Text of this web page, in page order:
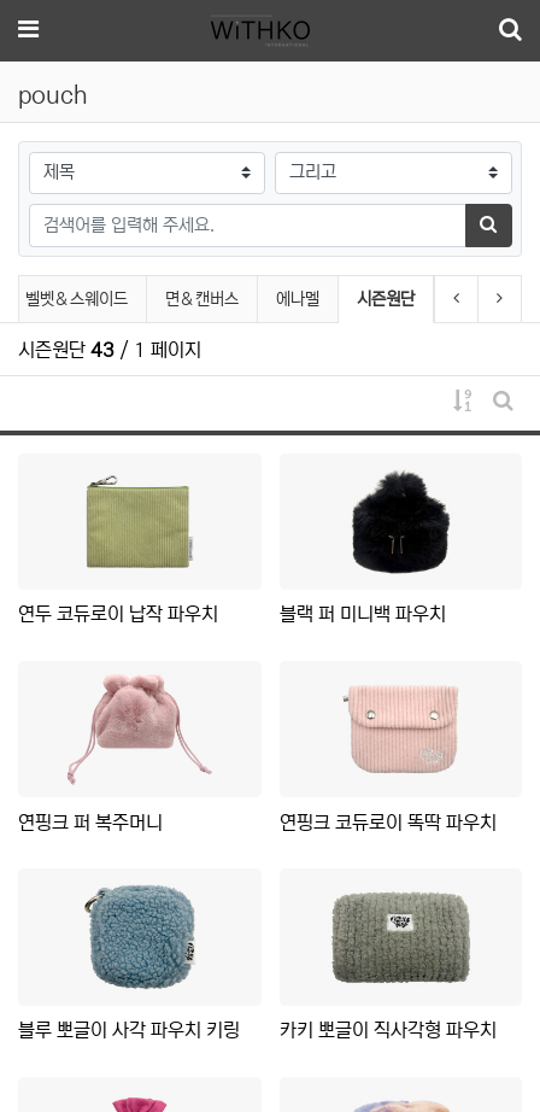
메뉴
pouch
검색대상
검색어
검색하
pouch 분류 목록
벨벳＆스웨이드 면＆캔버스 에나멜 현재 분류
시즌원단 이전 분류다음
시즌원단 43 / 1 페이지
게시물
게시
연두 코듀로이 납작 파우치 블랙 퍼 미니백 파우치
연핑크 퍼 복주머니 연핑크 코듀로이 똑딱 파우치
블루 뽀글이 사각 파우치 키링 카키 뽀글이 직사각형 파우치